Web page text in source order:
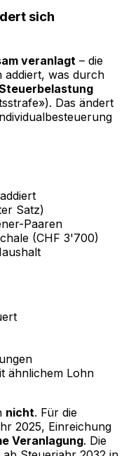
sich
veranlagt – die
addiert, was durch
Das ändert
Satz)
Paaren
(CHF 3'700)
ähnlichem Lohn
nicht. Für die
2025, Einreichung
Veranlagung. Die